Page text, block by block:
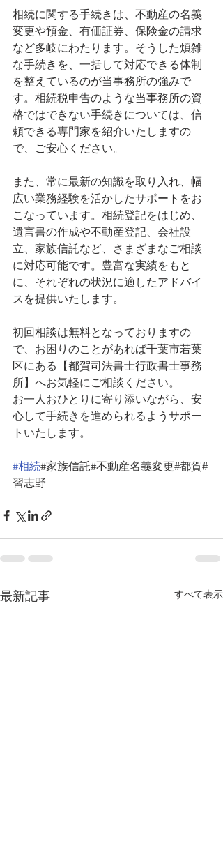
相続に関する手続きは、不動産の名義
変更や預金、有価証券、保険金の請求
など多岐にわたります。そうした煩雑
な手続きを、一括して対応できる体制
を整えているのが当事務所の強みで
す。相続税申告のような当事務所の資
格ではできない手続きについては、信
頼できる専門家を紹介いたしますの
で、ご安心ください。
また、常に最新の知識を取り入れ、幅
広い業務経験を活かしたサポートをお
こなっています。相続登記をはじめ、
遺言書の作成や不動産登記、会社設
立、家族信託など、さまざまなご相談
に対応可能です。豊富な実績をもと
に、それぞれの状況に適したアドバイ
スを提供いたします。
初回相談は無料となっておりますの
で、お困りのことがあれば千葉市若葉
区にある【都賀司法書士行政書士事務
所】へお気軽にご相談ください。
お一人おひとりに寄り添いながら、安
心して手続きを進められるようサポー
トいたします。
#相続#家族信託#不動産名義変更#都賀#
習志野
最新記事 すべて表示